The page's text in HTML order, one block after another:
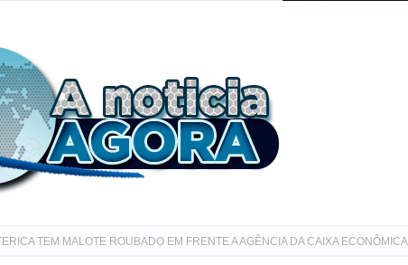
TEM MALOTE ROUBADO EM FRENTE A AGÊNCIA DA CAIXA ECONÔMICA